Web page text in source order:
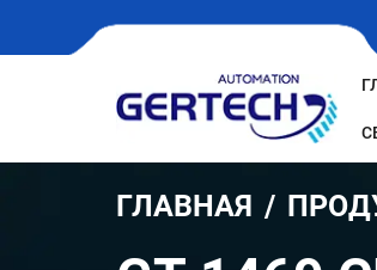
ГЛАВНАЯ